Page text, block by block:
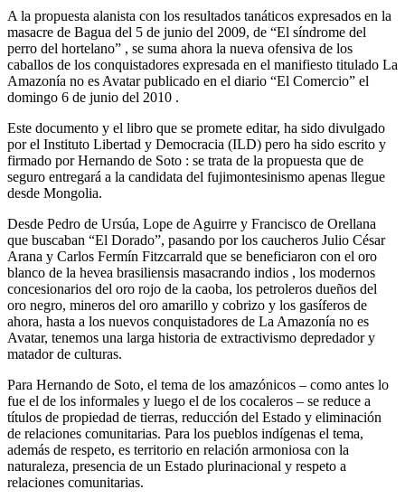
A la propuesta alanista con los resultados tanáticos expresados en la
masacre de Bagua del 5 de junio del 2009, de “El síndrome del
perro del hortelano” , se suma ahora la nueva ofensiva de los
caballos de los conquistadores expresada en el manifiesto titulado La
Amazonía no es Avatar publicado en el diario “El Comercio” el
domingo 6 de junio del 2010 .
Este documento y el libro que se promete editar, ha sido divulgado
por el Instituto Libertad y Democracia (ILD) pero ha sido escrito y
firmado por Hernando de Soto : se trata de la propuesta que de
seguro entregará a la candidata del fujimontesinismo apenas llegue
desde Mongolia.
Desde Pedro de Ursúa, Lope de Aguirre y Francisco de Orellana
que buscaban “El Dorado”, pasando por los caucheros Julio César
Arana y Carlos Fermín Fitzcarrald que se beneficiaron con el oro
blanco de la hevea brasiliensis masacrando indios , los modernos
concesionarios del oro rojo de la caoba, los petroleros dueños del
oro negro, mineros del oro amarillo y cobrizo y los gasíferos de
ahora, hasta a los nuevos conquistadores de La Amazonía no es
Avatar, tenemos una larga historia de extractivismo depredador y
matador de culturas.
Para Hernando de Soto, el tema de los amazónicos – como antes lo
fue el de los informales y luego el de los cocaleros – se reduce a
títulos de propiedad de tierras, reducción del Estado y eliminación
de relaciones comunitarias. Para los pueblos indígenas el tema,
además de respeto, es territorio en relación armoniosa con la
naturaleza, presencia de un Estado plurinacional y respeto a
relaciones comunitarias.